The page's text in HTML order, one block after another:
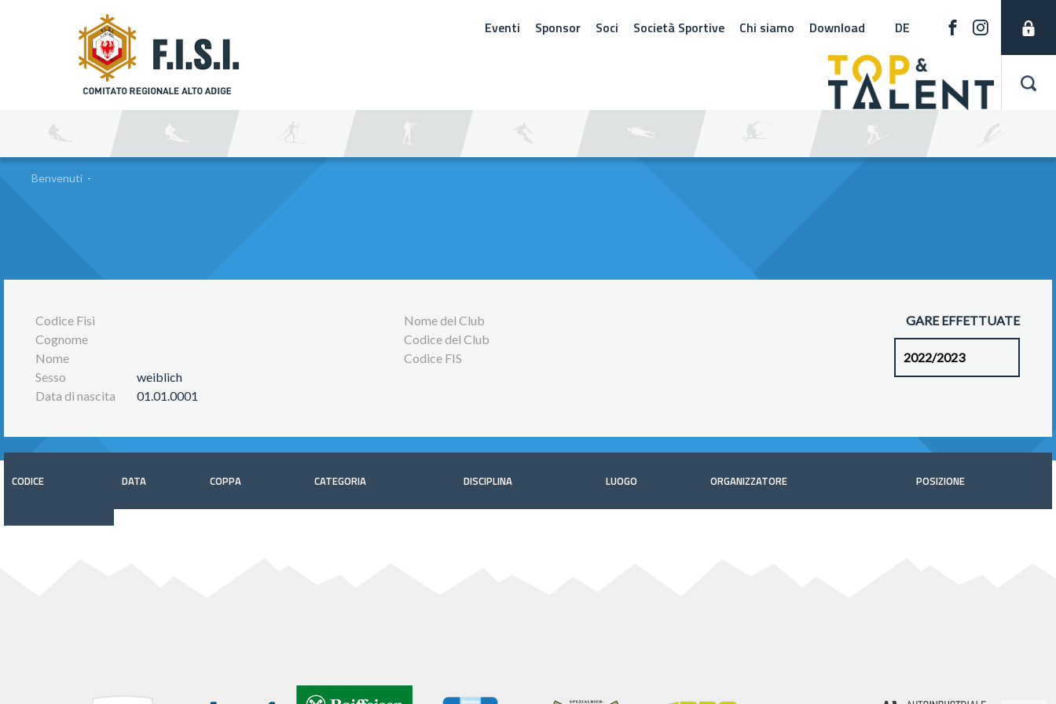
Eventi Sponsor Soci Società Sportive Chi siamo Download DE
Benvenuti -
Codice Fisi
Cognome
Nome
Sesso
weiblich
Data di nascita
01.01.0001
Nome del Club
Codice del Club
Codice FIS
GARE EFFETTUATE
CODICE DATA COPPA CATEGORIA DISCIPLINA LUOGO ORGANIZZATORE POSIZIONE